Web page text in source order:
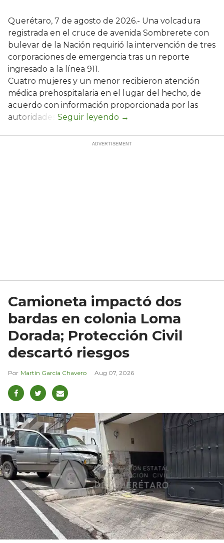
Querétaro, 7 de agosto de 2026.- Una volcadura
registrada en el cruce de avenida Sombrerete con
bulevar de la Nación requirió la intervención de tres
corporaciones de emergencia tras un reporte
ingresado a la línea 911.
Cuatro mujeres y un menor recibieron atención
médica prehospitalaria en el lugar del hecho, de
acuerdo con información proporcionada por las
autoridades.
Camioneta impactó dos
bardas en colonia Loma
Dorada; Protección Civil
descartó riesgos
Martín García Chavero Aug 07, 2026